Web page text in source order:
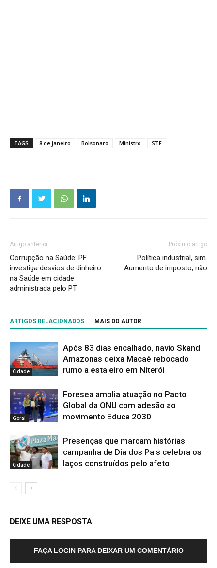
TAGS 8 de janeiro Bolsonaro Ministro STF
Artigo anterior
Corrupção na Saúde: PF
investiga desvios de dinheiro
na Saúde em cidade
administrada pelo PT
Próximo artigo
Política industrial, sim.
Aumento de imposto, não
ARTIGOS RELACIONADOS MAIS DO AUTOR
Cidade
Após 83 dias encalhado, navio Skandi
Amazonas deixa Macaé rebocado
rumo a estaleiro em Niterói
Geral
Foresea amplia atuação no Pacto
Global da ONU com adesão ao
movimento Educa 2030
Cidade
Presenças que marcam histórias:
campanha de Dia dos Pais celebra os
laços construídos pelo afeto
DEIXE UMA RESPOSTA
FAÇA LOGIN PARA DEIXAR UM COMENTÁRIO